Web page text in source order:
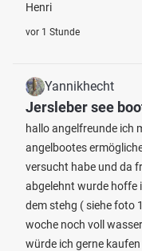
Henri
vor 1 Stunde
Yannikhecht
Jersleber see
hallo angelfreunde ich
angelbootes
versucht habe und da
abgelehnt wurde hoffe
dem stehg ( siehe foto
woche noch voll
würde ich gerne